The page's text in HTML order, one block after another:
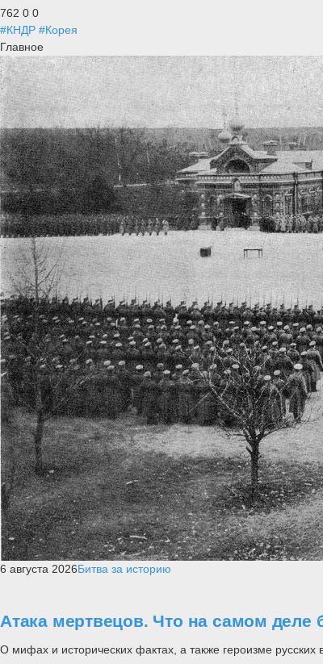
762 0 0
#КНДР #Корея
Главное
6 августа 2026Битва за историю
Атака мертвецов. Что на самом
О мифах и исторических фактах, а также героизме русских